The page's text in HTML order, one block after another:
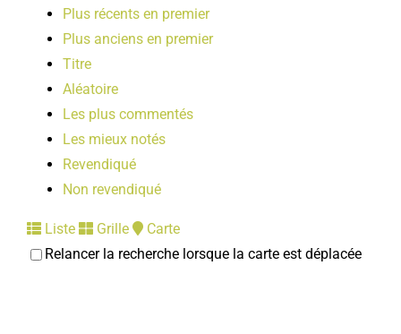
Plus récents en premier
Plus anciens en premier
Titre
Aléatoire
Les plus commentés
Les mieux notés
Revendiqué
Non revendiqué
Liste Grille
Carte
Relancer la recherche lorsque la carte est déplacée